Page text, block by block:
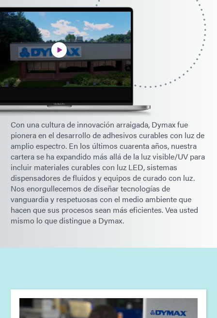
Con una cultura de innovación arraigada, Dymax fue
pionera en el desarrollo de adhesivos curables con luz de
amplio espectro. En los últimos cuarenta años, nuestra
cartera se ha expandido más allá de la luz visible/UV para
incluir materiales curables con luz LED, sistemas
dispensadores de fluidos y equipos de curado con luz.
Nos enorgullecemos de diseñar tecnologías de
vanguardia y respetuosas con el medio ambiente que
hacen que sus procesos sean más eficientes. Vea usted
mismo lo que distingue a Dymax.